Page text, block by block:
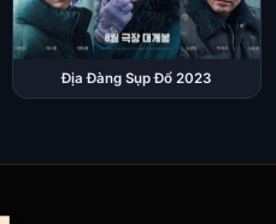
Địa Đàng Sụp Đổ 2023